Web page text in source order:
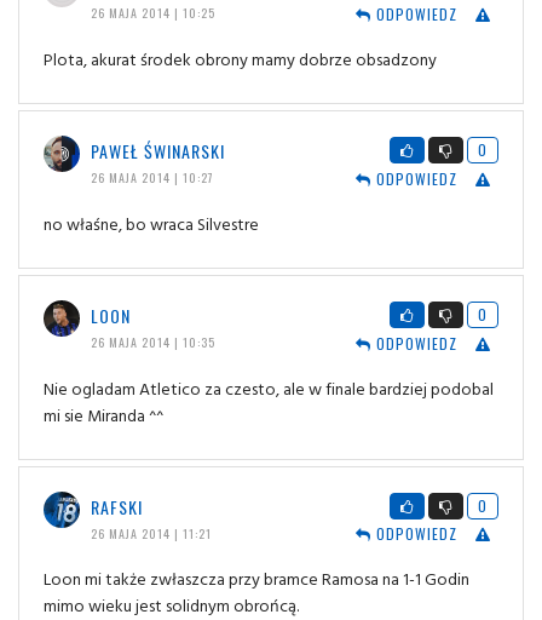
26 MAJA 2014 | 10:25
ODPOWIEDZ
Plota, akurat środek obrony mamy dobrze obsadzony
PAWEŁ ŚWINARSKI
26 MAJA 2014 | 10:27
0
ODPOWIEDZ
no właśne, bo wraca Silvestre
LOON
26 MAJA 2014 | 10:35
0
ODPOWIEDZ
Nie ogladam Atletico za czesto, ale w finale bardziej podobal
mi sie Miranda ^^
RAFSKI
26 MAJA 2014 | 11:21
0
ODPOWIEDZ
Loon mi także zwłaszcza przy bramce Ramosa na 1-1 Godin
mimo wieku jest solidnym obrońcą.